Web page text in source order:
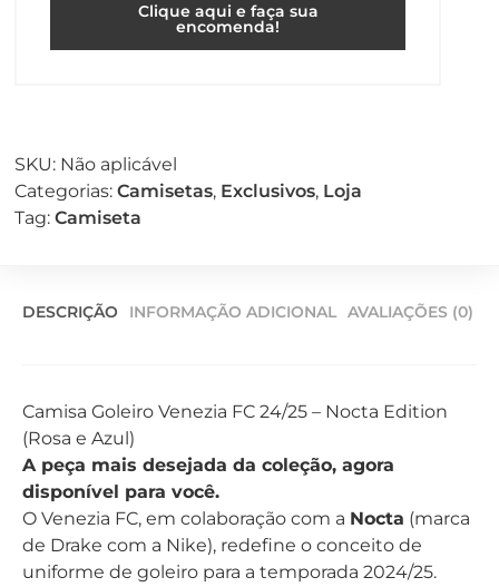
Clique aqui e faça sua
encomenda!
SKU: Não aplicável
Categorias: Camisetas, Exclusivos, Loja
Tag: Camiseta
DESCRIÇÃO INFORMAÇÃO ADICIONAL AVALIAÇÕES (0)
Camisa Goleiro Venezia FC 24/25 – Nocta Edition
(Rosa e Azul)
A peça mais desejada da coleção, agora
disponível para você.
O Venezia FC, em colaboração com a Nocta (marca
de Drake com a Nike), redefine o conceito de
uniforme de goleiro para a temporada 2024/25.